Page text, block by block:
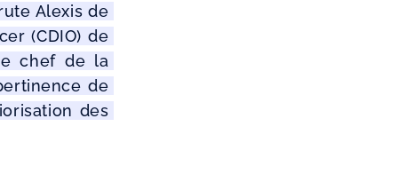
Alexis de
(CDIO) de
chef de la
de
des